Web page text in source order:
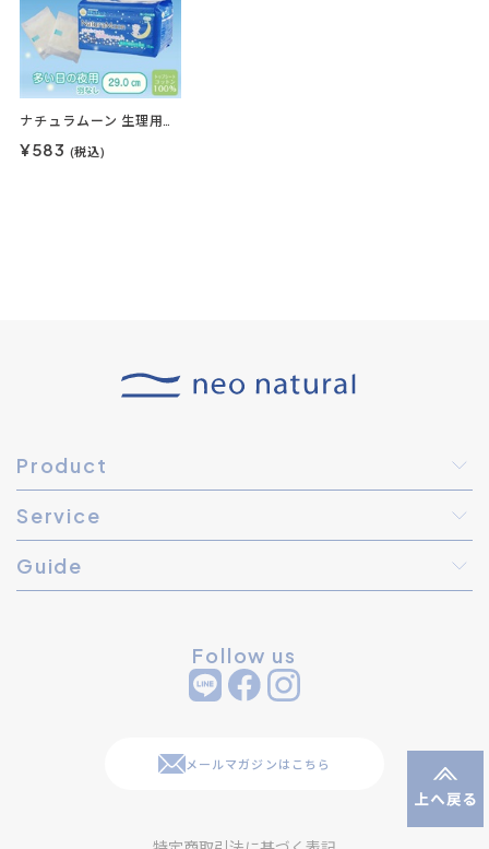
ナチュラムーン 生理用ナプキンナチュラムーン 12枚入（多い日の夜用・羽なし）
¥583 (税込)
Product
Service
Guide
Follow us
メールマガジンはこちら